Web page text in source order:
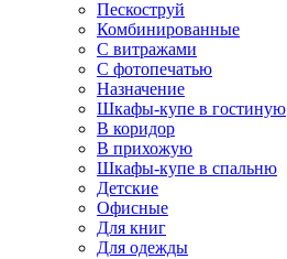
Пескоструй
Комбинированные
С витражами
С фотопечатью
Назначение
Шкафы-купе в гостиную
В коридор
В прихожую
Шкафы-купе в спальню
Детские
Офисные
Для книг
Для одежды